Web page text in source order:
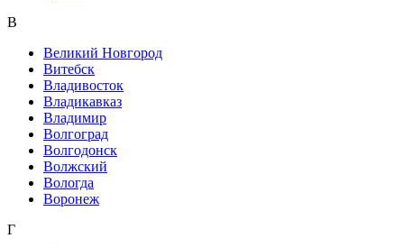
В
Великий Новгород
Витебск
Владивосток
Владикавказ
Владимир
Волгоград
Волгодонск
Волжский
Вологда
Воронеж
Г